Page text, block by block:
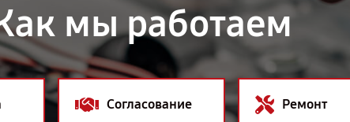
мы работаем
Согласование Ремонт